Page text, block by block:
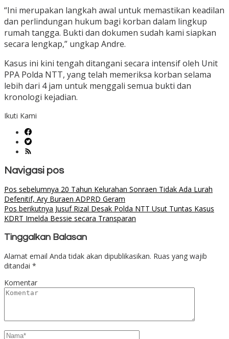
“Ini merupakan langkah awal untuk memastikan keadilan
dan perlindungan hukum bagi korban dalam lingkup
rumah tangga. Bukti dan dokumen sudah kami siapkan
secara lengkap,” ungkap Andre.
Kasus ini kini tengah ditangani secara intensif oleh Unit
PPA Polda NTT, yang telah memeriksa korban selama
lebih dari 4 jam untuk menggali semua bukti dan
kronologi kejadian.
Ikuti Kami
Navigasi pos
Pos sebelumnya 20 Tahun Kelurahan Sonraen Tidak Ada Lurah
Defenitif, Ary Buraen ADPRD Geram
Pos berikutnya Jusuf Rizal Desak Polda NTT Usut Tuntas Kasus
KDRT Imelda Bessie secara Transparan
Tinggalkan Balasan
Alamat email Anda tidak akan dipublikasikan. Ruas yang wajib
ditandai *
Komentar